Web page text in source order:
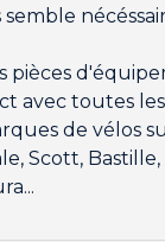
avec toutes
de vélos
Scott,